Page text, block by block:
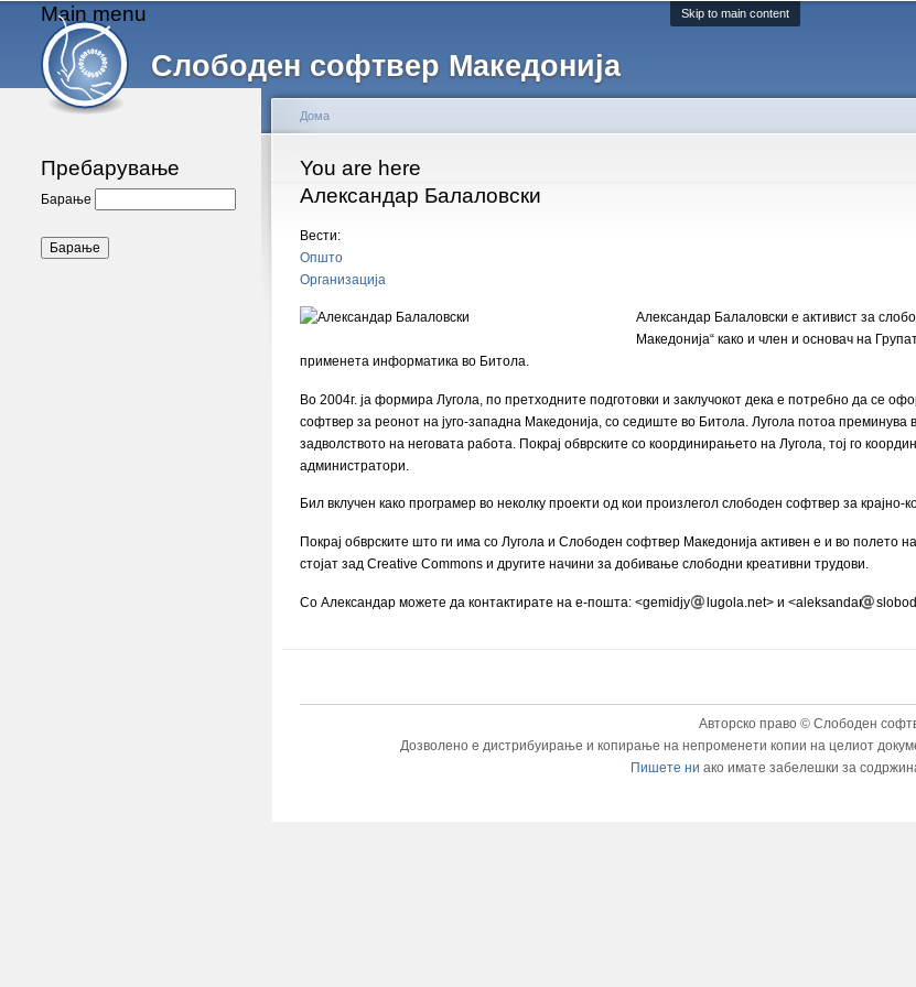
Skip to main content
Слободен софтвер Македонија
Main menu
Пребарување
Барање
You are here
Дома
Александар Балаловски
Вести:
Општо
Организација
Александар Балаловски е активист за
Македонија“ како и член и основач на
применета информатика во Битола.
Во 2004г. ја формира Лугола, по претходните подготовки и заклучокот дека е потребно да се
софтвер за реонот на југо-западна Македонија, со седиште во Битола. Лугола потоа преминува
задволството на неговата работа. Покрај обврските со координирањето на Лугола, тој го
администратори.
Бил вклучен како програмер во неколку проекти од кои произлегол слободен софтвер за крајно-
Покрај обврските што ги има со Лугола и Слободен софтвер Македонија активен е и во
стојат зад Creative Commons и другите начини за добивање слободни креативни трудови.
Со Александар можете да контактирате на е-пошта: <gemidjy lugola.net> и <aleksandar
Авторско право © Слободен
Дозволено е дистрибуирање и копирање на непроменети копии на целиот
Пишете ни ако имате забелешки за